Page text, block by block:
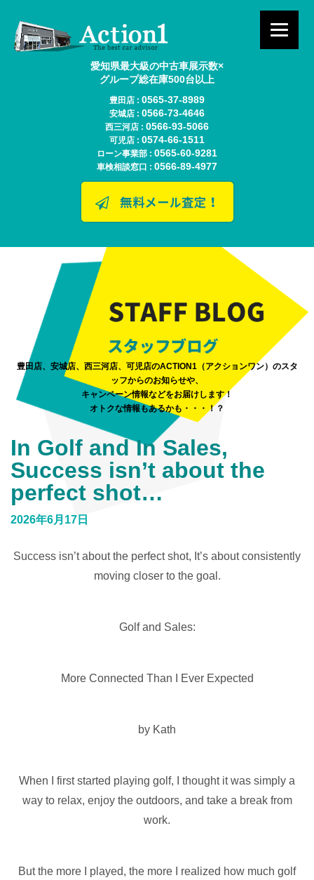
愛知県最大級の中古車展示数×
グループ総在庫500台以上
豊田店 : 0565-37-8989
安城店 : 0566-73-4646
西三河店 : 0566-93-5066
可児店 : 0574-66-1511
ローン事業部 : 0565-60-9281
車検相談窓口 : 0566-89-4977
豊田店、安城店、西三河店、可児店のACTION1（アクションワン）のスタ
ッフからのお知らせや、
キャンペーン情報などをお届けします！
オトクな情報もあるかも・・・！？
In Golf and In Sales,
Success isn’t about the
perfect shot…
2026年6月17日
Success isn’t about the perfect shot, It’s about consistently
moving closer to the goal.
Golf and Sales:
More Connected Than I Ever Expected
by Kath
When I first started playing golf, I thought it was simply a
way to relax, enjoy the outdoors, and take a break from
work.
But the more I played, the more I realized how much golf